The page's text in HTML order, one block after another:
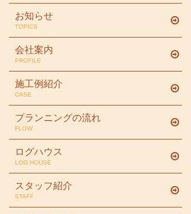
お知らせ
TOPICS
会社案内
PROFILE
施工例紹介
CASE
プランニングの流れ
FLOW
ログハウス
LOG HOUSE
スタッフ紹介
STAFF